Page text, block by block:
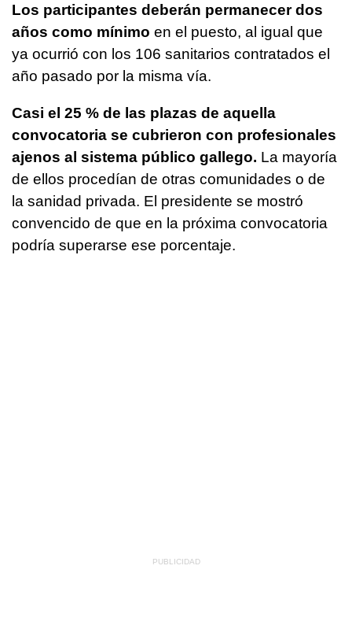
Los participantes deberán permanecer dos
años como mínimo en el puesto, al igual que
ya ocurrió con los 106 sanitarios contratados el
año pasado por la misma vía.
Casi el 25 % de las plazas de aquella
convocatoria se cubrieron con profesionales
ajenos al sistema público gallego. La mayoría
de ellos procedían de otras comunidades o de
la sanidad privada. El presidente se mostró
convencido de que en la próxima convocatoria
podría superarse ese porcentaje.